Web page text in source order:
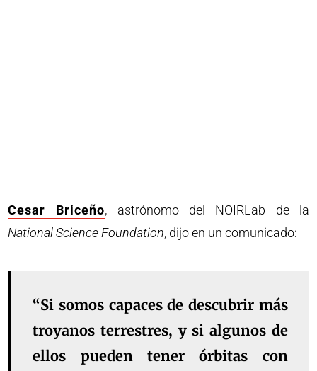
Cesar Briceño, astrónomo del NOIRLab de la
National Science Foundation, dijo en un comunicado:
“Si somos capaces de descubrir más
troyanos terrestres, y si algunos de
ellos pueden tener órbitas con